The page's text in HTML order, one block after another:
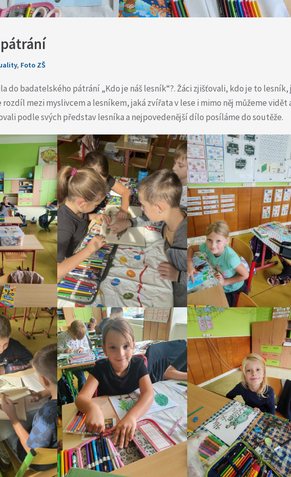
, Foto ZŠ
do badatelského pátrání „Kdo je náš lesník“?. Žáci zjišťovali, kdo je to lesník,
rozdíl mezi myslivcem a lesníkem, jaká zvířata v lese i mimo něj můžeme vidět
podle svých představ lesníka a nejpovedenější dílo posíláme do soutěže.